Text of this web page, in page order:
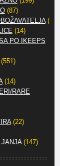
(87)
(2)
(14)
PO IKEEPS
(14)
RARE
(22)
(147)